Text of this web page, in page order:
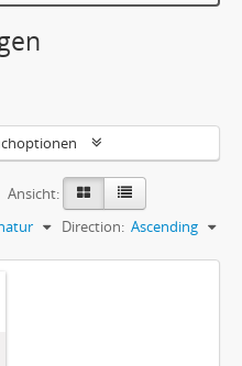
Ansicht:
Direction: Ascending